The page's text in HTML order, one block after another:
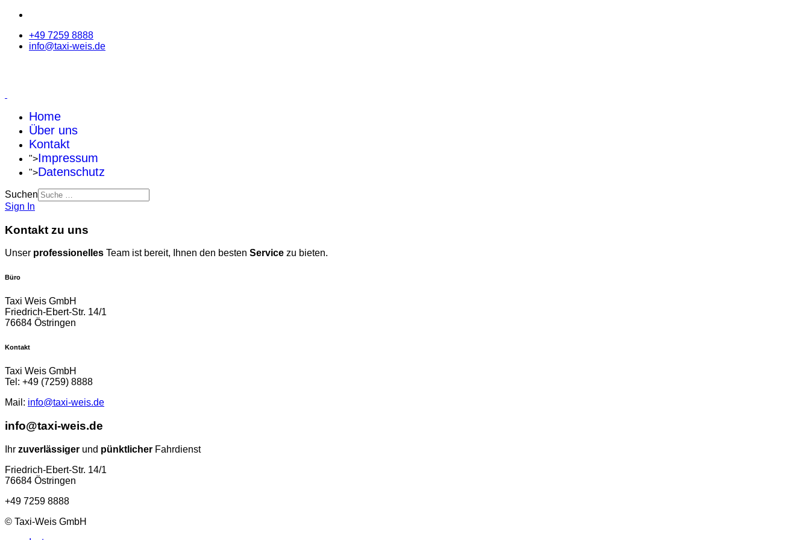
+49 7259 8888
info@taxi-weis.de
Home
Über uns
Kontakt
">Impressum
">Datenschutz
Suchen
Sign In
Kontakt zu uns
Unser professionelles Team ist bereit, Ihnen den besten Service zu bieten.
Büro
Taxi Weis GmbH
Friedrich-Ebert-Str. 14/1
76684 Östringen
Kontakt
Taxi Weis GmbH
Tel: +49 (7259) 8888
Mail: info@taxi-weis.de
info@taxi-weis.de
Ihr zuverlässiger und pünktlicher Fahrdienst
Friedrich-Ebert-Str. 14/1
76684 Östringen
+49 7259 8888
© Taxi-Weis GmbH